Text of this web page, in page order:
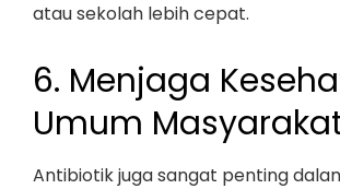
atau sekolah lebih cepat.
6. Menjaga
Umum
Antibiotik juga sangat penting